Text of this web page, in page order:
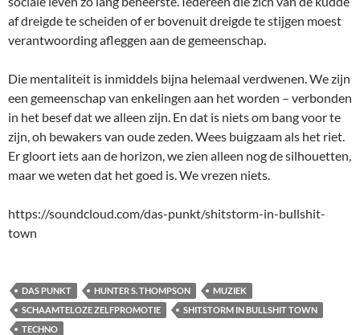
af dreigde te scheiden of er bovenuit dreigde te stijgen moest
verantwoording afleggen aan de gemeenschap.
Die mentaliteit is inmiddels bijna helemaal verdwenen. We zijn
een gemeenschap van enkelingen aan het worden – verbonden
in het besef dat we alleen zijn. En dat is niets om bang voor te
zijn, oh bewakers van oude zeden. Wees buigzaam als het riet.
Er gloort iets aan de horizon, we zien alleen nog de silhouetten,
maar we weten dat het goed is. We vrezen niets.
https://soundcloud.com/das-punkt/shitstorm-in-bullshit-
town
DAS PUNKT HUNTER S. THOMPSON
MUZIEK
SCHAAMTELOZE ZELFPROMOTIE
SHITSTORM IN BULLSHIT TOWN
TECHNO